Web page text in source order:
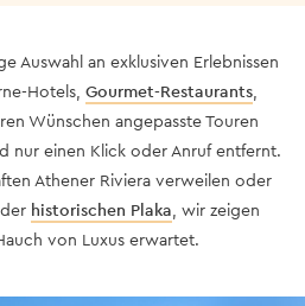
Auswahl an exklusiven Erlebnissen
Hotels, Gourmet-Restaurants,
Wünschen angepasste Touren
nur einen Klick oder Anruf entfernt.
Athener Riviera verweilen oder
historischen Plaka, wir zeigen
von Luxus erwartet.